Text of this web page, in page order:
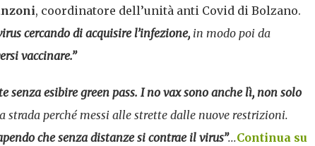
, coordinatore dell’unità anti Covid di Bolzano.
cercando di acquisire l’infezione, in modo poi da
vaccinare.”
esibire green pass. I no vax sono anche lì, non solo
strada perché messi alle strette dalle nuove restrizioni.
che senza distanze si contrae il virus”...Continua su